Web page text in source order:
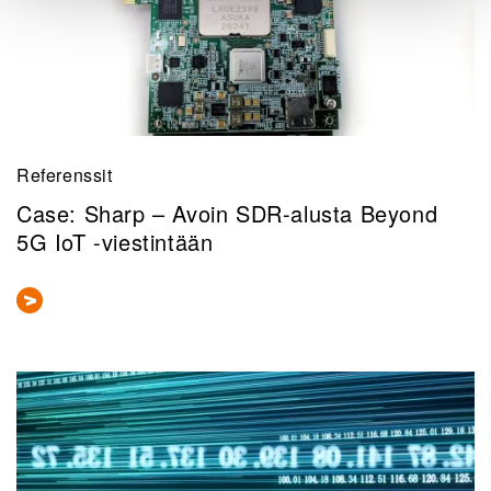
Referenssit
Case: Sharp – Avoin SDR-alusta Beyond
5G IoT -viestintään